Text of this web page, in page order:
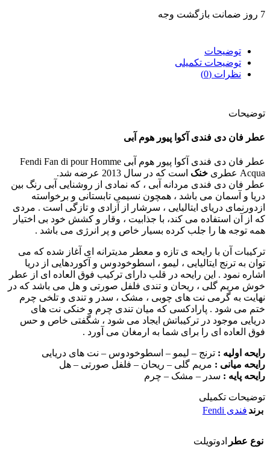
7 روز ضمانت بازگشت وجه
توضیحات
توضیحات تکمیلی
نظرات (0)
توضیحات
عطر فان دی فندی آکوا پیور هوم آبی
عطر فان دی فندی آکوا پیور هوم آبی Fendi Fan di pour Homme
Acqua عطری
خنکاست که در سال 2013 عرضه شد.
عطر فان دی فندی مردانه آبی ، که نمادی از روشنایی آبی رنگ بین
دریا و آسمان می باشد ، همچون نسیمی تابستانی و برخواسته
ازدورنمای دریای ایتالیایی ، سرشار از آزادی و تازگی است . مردی
که از آن استفاده می کند، با جذابیت ، وقار و کشش خود بی اختیار
همه توجه ها را جلب کرده بسیار خاص و پر انرژی می باشد .
ترکیبات آن با رایحه ی تازه و معطر مدیترانه ای آغاز شده که می
توان به ترنج ایتالیایی ، لیمو ، اسطوخودوس و آکوردهایی از دریا
اشاره نمود . این رایحه در قلب دارای ترکیب فوق العاده ای از عطر
خوش مریم گلی ، ریحان و تندی فلفل صورتی و هل می باشد که در
نهایت به گرمی نت های چوبی ، مشک ، سدر و تندی و تلخی چرم
ختم می شود . پارادکسی که میان تندی چرم و خنکی نت های
دریایی موجود در ترکیباتش ایجاد می شود ، شگفتی خاص و حس
فوق العاده ای را برای شما به ارمغان می آورد .
رایحه اولیه :ترنج – لیمو – اسطوخودوس – نت های دریایی
رایحه میانی :مریم گلی – ریحان – فلفل صورتی – هل
رایحه پایه :سدر – مشک – چرم
توضیحات تکمیلی
برند فندی Fendi
نوع عطر ادوتويلت